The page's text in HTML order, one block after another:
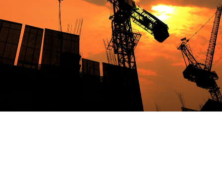
Aggiungi al carrello